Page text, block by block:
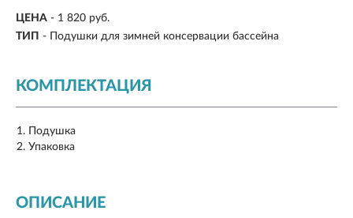
ЦЕНА - 1 820 руб.
ТИП - Подушки для зимней консервации бассейна
КОМПЛЕКТАЦИЯ
Подушка
Упаковка
ОПИСАНИЕ